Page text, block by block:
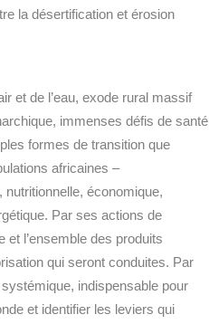
la désertification et érosion
et de l’eau, exode rural massif
immenses défis de santé
formes de transition que
africaines –
économique,
Par ses actions de
et l’ensemble des produits
qui seront conduites. Par
indispensable pour
et identifier les leviers qui